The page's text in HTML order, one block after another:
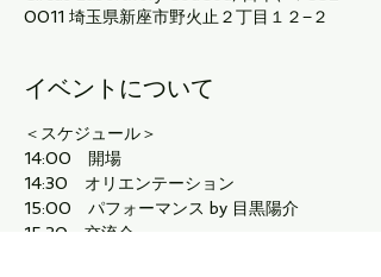
0011 埼玉県新座市野火止２丁目１２−２
イベントについて
＜スケジュール＞
14:00　開場
14:30　オリエンテーション
15:00　パフォーマンス by 目黒陽介
15:30　交流会